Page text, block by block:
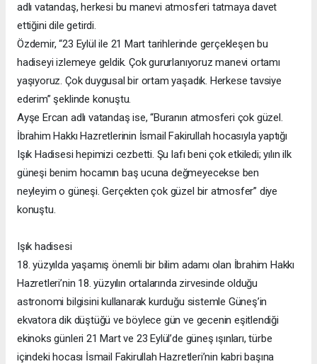
adlı vatandaş, herkesi bu manevi atmosferi tatmaya davet
ettiğini dile getirdi.
Özdemir, “23 Eylül ile 21 Mart tarihlerinde gerçekleşen bu
hadiseyi izlemeye geldik. Çok gururlanıyoruz manevi ortamı
yaşıyoruz. Çok duygusal bir ortam yaşadık. Herkese tavsiye
ederim” şeklinde konuştu.
Ayşe Ercan adlı vatandaş ise, “Buranın atmosferi çok güzel.
İbrahim Hakkı Hazretlerinin İsmail Fakirullah hocasıyla yaptığı
Işık Hadisesi hepimizi cezbetti. Şu lafı beni çok etkiledi; yılın ilk
güneşi benim hocamın baş ucuna değmeyecekse ben
neyleyim o güneşi. Gerçekten çok güzel bir atmosfer” diye
konuştu.
Işık hadisesi
18. yüzyılda yaşamış önemli bir bilim adamı olan İbrahim Hakkı
Hazretleri’nin 18. yüzyılın ortalarında zirvesinde olduğu
astronomi bilgisini kullanarak kurduğu sistemle Güneş’in
ekvatora dik düştüğü ve böylece gün ve gecenin eşitlendiği
ekinoks günleri 21 Mart ve 23 Eylül’de güneş ışınları, türbe
içindeki hocası İsmail Fakirullah Hazretleri’nin kabri başına